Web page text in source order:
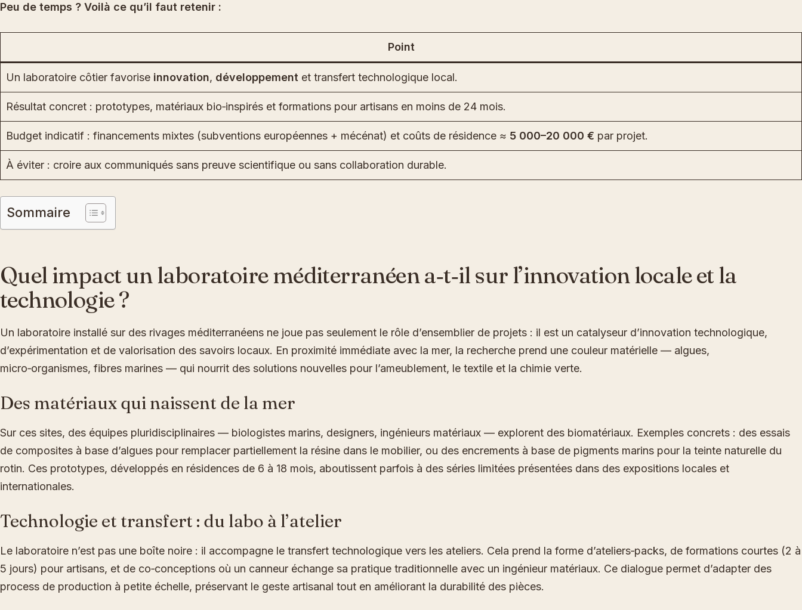
Peu de temps ? Voilà ce qu’il faut retenir :
Point
Un laboratoire côtier favorise innovation, développement et transfert technologique local.
Résultat concret : prototypes, matériaux bio‑inspirés et formations pour artisans en moins de 24 mois.
Budget indicatif : financements mixtes (subventions européennes + mécénat) et coûts de résidence ≈ 5 000–20 000 € par projet.
À éviter : croire aux communiqués sans preuve scientifique ou sans collaboration durable.
Sommaire
Quel impact un laboratoire méditerranéen a‑t‑il sur l’innovation locale et la
technologie ?
Un laboratoire installé sur des rivages méditerranéens ne joue pas seulement le rôle d’ensemblier de projets : il est un catalyseur d’innovation technologique,
d’expérimentation et de valorisation des savoirs locaux. En proximité immédiate avec la mer, la recherche prend une couleur matérielle — algues,
micro‑organismes, fibres marines — qui nourrit des solutions nouvelles pour l’ameublement, le textile et la chimie verte.
Des matériaux qui naissent de la mer
Sur ces sites, des équipes pluridisciplinaires — biologistes marins, designers, ingénieurs matériaux — explorent des biomatériaux. Exemples concrets : des essais
de composites à base d’algues pour remplacer partiellement la résine dans le mobilier, ou des encrements à base de pigments marins pour la teinte naturelle du
rotin. Ces prototypes, développés en résidences de 6 à 18 mois, aboutissent parfois à des séries limitées présentées dans des expositions locales et
internationales.
Technologie et transfert : du labo à l’atelier
Le laboratoire n’est pas une boîte noire : il accompagne le transfert technologique vers les ateliers. Cela prend la forme d’ateliers‑packs, de formations courtes (2 à
5 jours) pour artisans, et de co‑conceptions où un canneur échange sa pratique traditionnelle avec un ingénieur matériaux. Ce dialogue permet d’adapter des
process de production à petite échelle, préservant le geste artisanal tout en améliorant la durabilité des pièces.